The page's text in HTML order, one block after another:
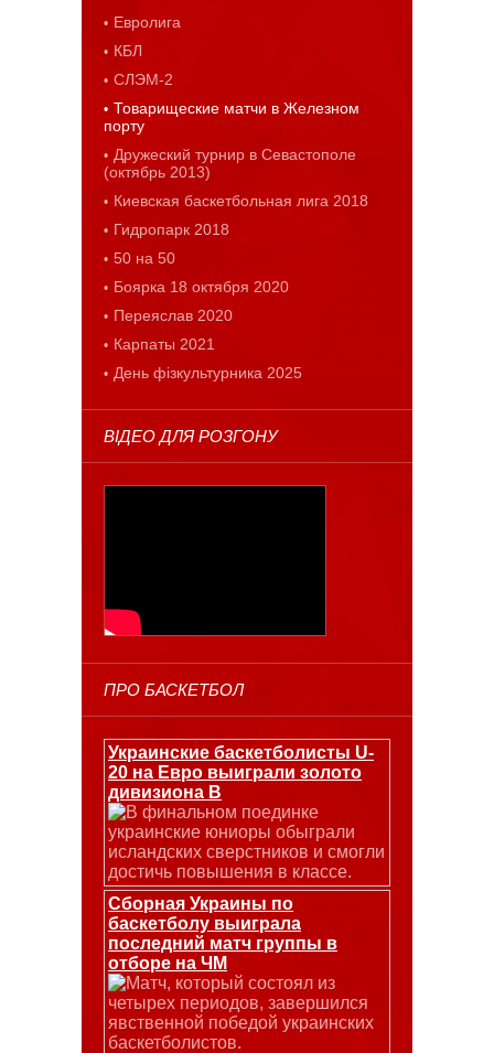
Евролига
КБЛ
СЛЭМ-2
Товарищеские матчи в Железном
порту
Дружеский турнир в Севастополе
(октябрь 2013)
Киевская баскетбольная лига 2018
Гидропарк 2018
50 на 50
Боярка 18 октября 2020
Переяслав 2020
Карпаты 2021
День фізкультурника 2025
ВІДЕО ДЛЯ РОЗГОНУ
ПРО БАСКЕТБОЛ
Украинские баскетболисты U-
20 на Евро выиграли золото
дивизиона В
В финальном поединке
украинские юниоры обыграли
исландских сверстников и смогли
достичь повышения в классе.
Сборная Украины по
баскетболу выиграла
последний матч группы в
отборе на ЧМ
Матч, который состоял из
четырех периодов, завершился
явственной победой украинских
баскетболистов.